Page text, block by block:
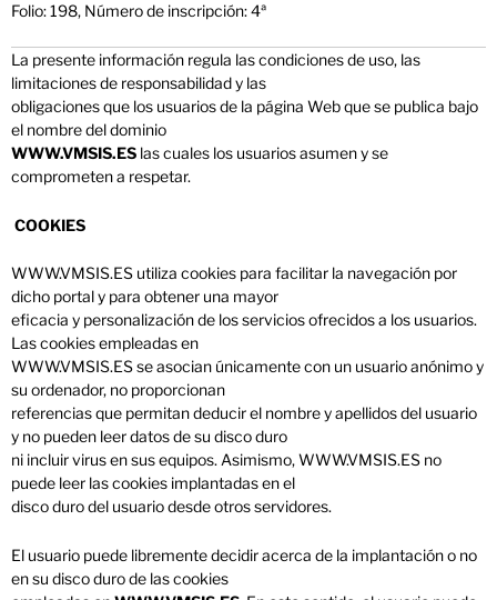
Folio: 198, Número de inscripción: 4ª
La presente información regula las condiciones de uso, las
limitaciones de responsabilidad y las
obligaciones que los usuarios de la página Web que se publica bajo
el nombre del dominio
WWW.VMSIS.ES las cuales los usuarios asumen y se
comprometen a respetar.
COOKIES
WWW.VMSIS.ES utiliza cookies para facilitar la navegación por
dicho portal y para obtener una mayor
eficacia y personalización de los servicios ofrecidos a los usuarios.
Las cookies empleadas en
WWW.VMSIS.ES se asocian únicamente con un usuario anónimo y
su ordenador, no proporcionan
referencias que permitan deducir el nombre y apellidos del usuario
y no pueden leer datos de su disco duro
ni incluir virus en sus equipos. Asimismo, WWW.VMSIS.ES no
puede leer las cookies implantadas en el
disco duro del usuario desde otros servidores.
El usuario puede libremente decidir acerca de la implantación o no
en su disco duro de las cookies